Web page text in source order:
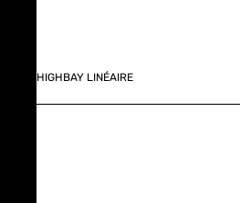
HIGHBAY LINÉAIRE